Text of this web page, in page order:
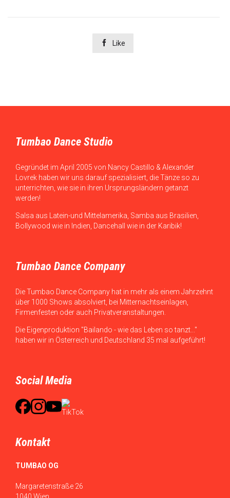
 Like
Tumbao Dance Studio
Gegründet im April 2005 von Nancy Castillo & Alexander
Lovrek haben wir uns darauf spezialisiert, die Tänze so zu
unterrichten, wie sie in ihren Ursprungsländern getanzt
werden!
Salsa aus Latein-und Mittelamerika, Samba aus Brasilien,
Bollywood wie in Indien, Dancehall wie in der Karibik!
Tumbao Dance Company
Die Tumbao Dance Company hat in mehr als einem Jahrzehnt
über 1000 Shows absolviert, bei Mitternachtseinlagen,
Firmenfesten oder auch Privatveranstaltungen.
Die Eigenproduktion "Bailando - wie das Leben so tanzt..."
haben wir in Österreich und Deutschland 35 mal aufgeführt!
Social Media
Kontakt
TUMBAO OG
Margaretenstraße 26